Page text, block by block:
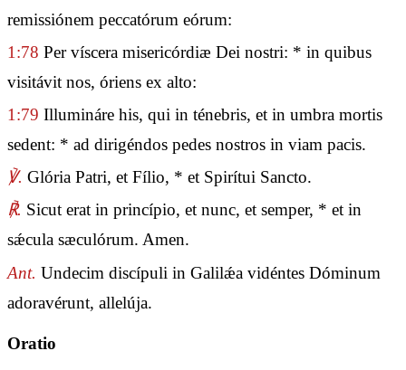
remissiónem peccatórum eórum:
1:78 Per víscera misericórdiæ Dei nostri: * in quibus
visitávit nos, óriens ex alto:
1:79 Illumináre his, qui in ténebris, et in umbra mortis
sedent: * ad dirigéndos pedes nostros in viam pacis.
℣. Glória Patri, et Fílio, * et Spirítui Sancto.
℟. Sicut erat in princípio, et nunc, et semper, * et in
sǽcula sæculórum. Amen.
Ant. Undecim discípuli in Galilǽa vidéntes Dóminum
adoravérunt, allelúja.
Oratio